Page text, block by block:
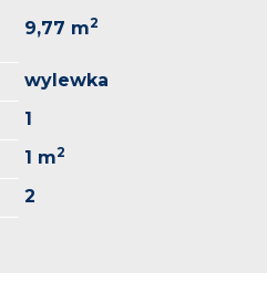
9,77 m2
wylewka
1
1 m2
2